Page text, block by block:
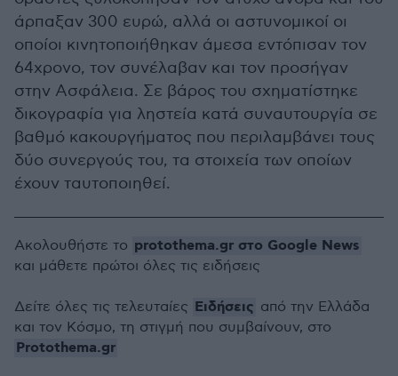
άρπαξαν 300 ευρώ, αλλά οι αστυνομικοί οι
οποίοι κινητοποιήθηκαν άμεσα εντόπισαν τον
64χρονο, τον συνέλαβαν και τον προσήγαν
στην Ασφάλεια. Σε βάρος του σχηματίστηκε
δικογραφία για ληστεία κατά συναυτουργία σε
βαθμό κακουργήματος που περιλαμβάνει τους
δύο συνεργούς του, τα στοιχεία των οποίων
έχουν ταυτοποιηθεί.
Ακολουθήστε το protothema.gr στο Google News
και μάθετε πρώτοι όλες τις ειδήσεις
Δείτε όλες τις τελευταίες Ειδήσεις από την Ελλάδα
και τον Κόσμο, τη στιγμή που συμβαίνουν, στο
Protothema.gr